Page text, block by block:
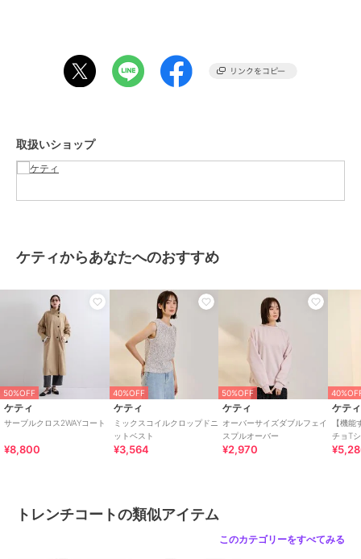
自然乾燥：日陰の吊り干しがよい。
アイロン：底面温度120℃を限度としてアイロン仕上げができる。
■モデル身長 165cm 着用サイズ M
※撮影状況や光の当たり具合により、色合いが異なって見える場合が
関連ワード：ketty ケティ レディース 新作 大人コーデ 2026春夏
2026SS 春夏 春物 春服 ミドル丈 合成繊維/ポリエステル オフィス 旅
行 デート 通勤 ホテルディナー アフタヌーンティー
ブランド ケティ
ショップ ケティ
商品カテゴリ
アウター・ジャケット・コート
／トレンチコート
取扱いショップ
ケティからあなたへのおすすめ
50%OFF
ケティ
サーブルクロス2WAYコート
¥8,800
40%OFF
ケティ
ミックスコイルクロップドニ
ットベスト
¥3,564
50%OFF
ケティ
オーバーサイズダブルフェイ
スプルオーバー
¥2,970
ケティ
【機
チョT
トレンチコートの類似アイテム
このカテゴリーをすべてみる